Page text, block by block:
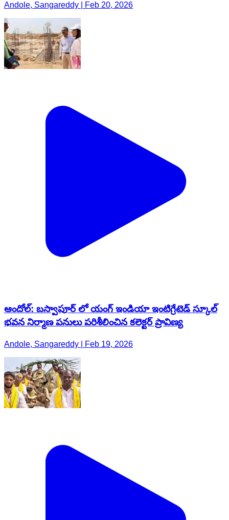
Andole, Sangareddy | Feb 20, 2026
ఆందోల్: బస్వాపూర్ లో యంగ్ ఇండియా ఇంటిగ్రేటెడ్ స్కూల్
భవన నిర్మాణ పనులు పరిశీలించిన కలెక్టర్ ప్రావిణ్య
Andole, Sangareddy | Feb 19, 2026